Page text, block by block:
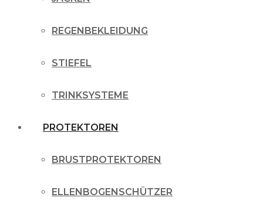
REGENBEKLEIDUNG
STIEFEL
TRINKSYSTEME
PROTEKTOREN
BRUSTPROTEKTOREN
ELLENBOGENSCHÜTZER